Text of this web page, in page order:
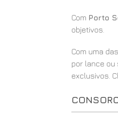
Com Porto
objetivos.
Com uma
por lance ou
exclusivos.